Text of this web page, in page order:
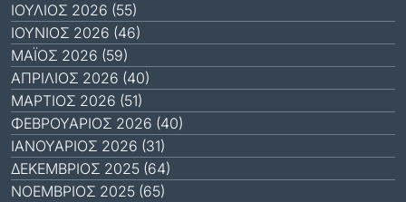
ΙΟΎΛΙΟΣ 2026 (55)
ΙΟΎΝΙΟΣ 2026 (46)
ΜΆΙΟΣ 2026 (59)
ΑΠΡΊΛΙΟΣ 2026 (40)
ΜΆΡΤΙΟΣ 2026 (51)
ΦΕΒΡΟΥΆΡΙΟΣ 2026 (40)
ΙΑΝΟΥΆΡΙΟΣ 2026 (31)
ΔΕΚΈΜΒΡΙΟΣ 2025 (64)
ΝΟΈΜΒΡΙΟΣ 2025 (65)